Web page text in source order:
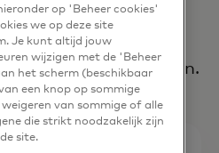
voordelen met
flexibele zakelijke
zakenreizen.
op 'Beheer cookies'
we op deze site
Je kunt altijd jouw
wijzigen met de 'Beheer
het scherm (beschikbaar
een knop op sommige
van sommige of alle
die strikt noodzakelijk zijn
site.